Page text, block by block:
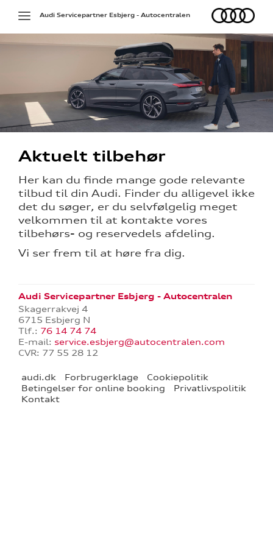
Toggle
navigation
Audi
Audi Servicepartner Esbjerg - Autocentralen
Aktuelt tilbehør
Her kan du finde mange gode relevante
tilbud til din Audi. Finder du alligevel ikke
det du søger, er du selvfølgelig meget
velkommen til at kontakte vores
tilbehørs- og reservedels afdeling.
Vi ser frem til at høre fra dig.
Audi Servicepartner Esbjerg - Autocentralen
Skagerrakvej 4
6715 Esbjerg N
Tlf.: 76 14 74 74
E-mail: service.esbjerg@autocentralen.com
CVR: 77 55 28 12
audi.dk Forbrugerklage
Cookiepolitik
Betingelser for online booking
Privatlivspolitik
Kontakt